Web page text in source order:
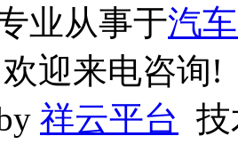
业从事于汽
迎来电咨询!
祥云平台